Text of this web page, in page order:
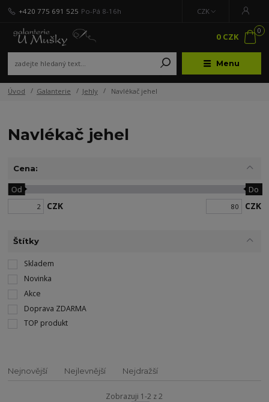
Menu
CZK
+420 775 691 525 Po-Pá 8-16h
0
0 CZK
Úvod Galanterie Jehly Navlékač jehel
Navlékač jehel
Cena:
CZK
Od Do
CZK
Štítky
Skladem
Novinka
Akce
Doprava ZDARMA
TOP produkt
Nejnovější Nejlevnější Nejdražší
Zobrazuji 1-2 z 2